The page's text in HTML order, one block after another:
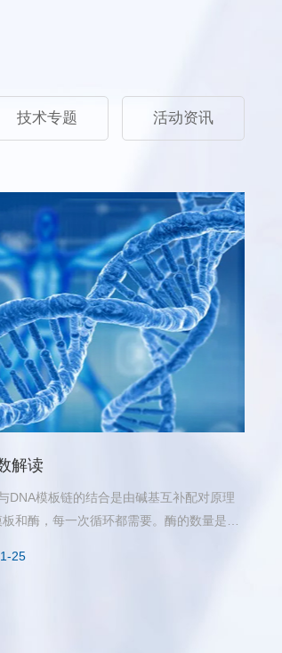
技术专题 活动资讯
解读
DNA模板链的结合是由碱基互补配对原理
和酶，每一次循环都需要。酶的数量是固
间、复性温度和时间、延伸温度和时间、
25